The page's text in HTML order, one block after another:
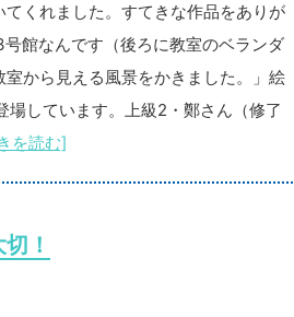
くれました。すてきな作品をありが
館なんです（後ろに教室のベランダ
から見える風景をかきました。」絵
場しています。上級2・鄭さん（修了
を読む]
！